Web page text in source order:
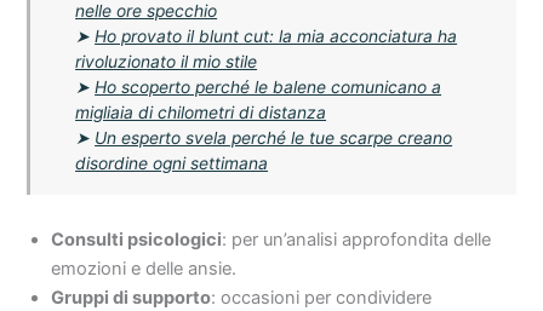
nelle ore specchio
➤Ho provato il blunt cut: la mia acconciatura ha
rivoluzionato il mio stile
➤Ho scoperto perché le balene comunicano a
migliaia di chilometri di distanza
➤ Un esperto svela perché le tue scarpe creano
disordine ogni settimana
Consulti psicologici: per un’analisi approfondita delle
emozioni e delle ansie.
Gruppi di supporto: occasioni per condividere